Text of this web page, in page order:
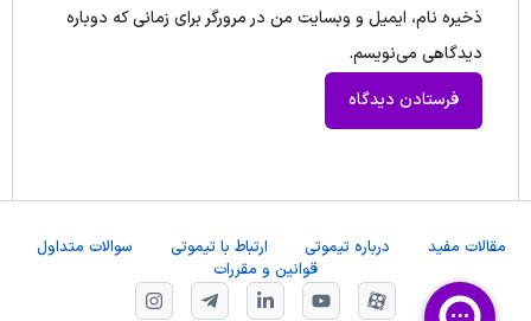
ذخیره نام، ایمیل و وبسایت من در مرورگر برای زمانی که دوباره
دیدگاهی می‌نویسم.
مقالات مفید درباره تیموتی ارتباط با تیموتی
سوالات متداول
قوانین و مقررات